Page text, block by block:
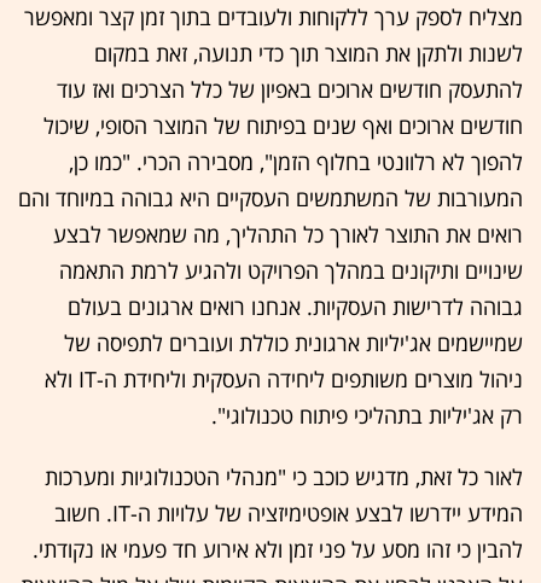
מצליח לספק ערך ללקוחות ולעובדים בתוך זמן קצר ומאפשר
לשנות ולתקן את המוצר תוך כדי תנועה, זאת במקום
להתעסק חודשים ארוכים באפיון של כלל הצרכים ואז עוד
חודשים ארוכים ואף שנים בפיתוח של המוצר הסופי, שיכול
להפוך לא רלוונטי בחלוף הזמן", מסבירה הכרי. "כמו כן,
המעורבות של המשתמשים העסקיים היא גבוהה במיוחד והם
רואים את התוצר לאורך כל התהליך, מה שמאפשר לבצע
שינויים ותיקונים במהלך הפרויקט ולהגיע לרמת התאמה
גבוהה לדרישות העסקיות. אנחנו רואים ארגונים בעולם
שמיישמים אג'יליות ארגונית כוללת ועוברים לתפיסה של
ניהול מוצרים משותפים ליחידה העסקית וליחידת ה-
IT ולא
רק אג'יליות בתהליכי פיתוח טכנולוגי".
לאור כל זאת, מדגיש כוכב כי "מנהלי הטכנולוגיות ומערכות
המידע יידרשו לבצע אופטימיזציה של עלויות ה-IT. חשוב
להבין כי זהו מסע על פני זמן ולא אירוע חד פעמי או נקודתי.